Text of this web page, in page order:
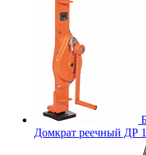
Домкрат реечный ДР